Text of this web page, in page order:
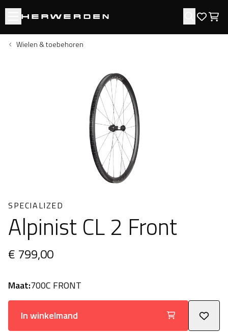
Open menu Zoeken
Wielen & toebehoren
SPECIALIZED
Alpinist CL 2 Front
€ 799,00
Maat:700C FRONT
In winkelmand